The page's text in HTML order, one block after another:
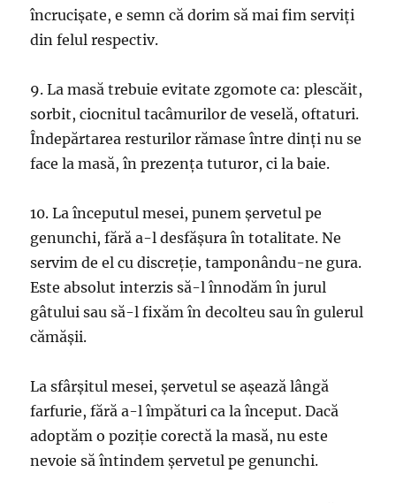
încrucişate, e semn că dorim să mai fim serviţi
din felul respectiv.
9. La masă trebuie evitate zgomote ca: plescăit,
sorbit, ciocnitul tacâmurilor de veselă, oftaturi.
Îndepărtarea resturilor rămase între dinţi nu se
face la masă, în prezenţa tuturor, ci la baie.
10. La începutul mesei, punem şervetul pe
genunchi, fără a-l desfăşura în totalitate. Ne
servim de el cu discreţie, tamponându-ne gura.
Este absolut interzis să-l înnodăm în jurul
gâtului sau să-l fixăm în decolteu sau în gulerul
cămăşii.
La sfârşitul mesei, şervetul se aşează lângă
farfurie, fără a-l împături ca la început. Dacă
adoptăm o poziţie corectă la masă, nu este
nevoie să întindem şervetul pe genunchi.